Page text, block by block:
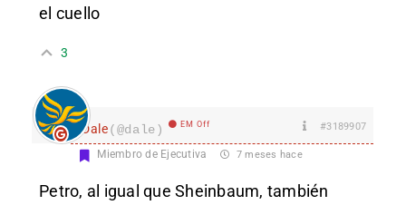
el cuello
3
Dale(@dale) EM Off #3189907
Miembro de Ejecutiva 7 meses hace
Petro, al igual que Sheinbaum, también